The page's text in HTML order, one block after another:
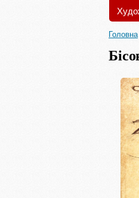
Головна